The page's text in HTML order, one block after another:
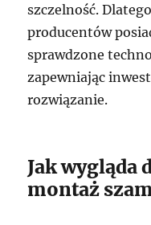
szczelność.
producentów
sprawdzone
zapewniając
rozwiązanie.
Jak wygląda
montaż